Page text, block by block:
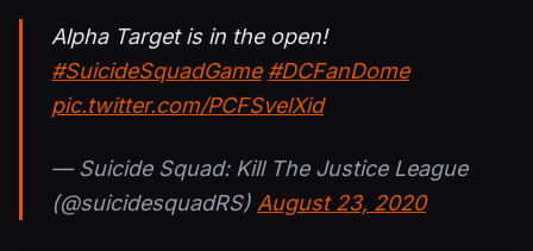
Alpha Target is in the open!
#SuicideSquadGame #DCFanDome
pic.twitter.com/PCFSvelXid
— Suicide Squad: Kill The Justice League
(@suicidesquadRS) August 23, 2020